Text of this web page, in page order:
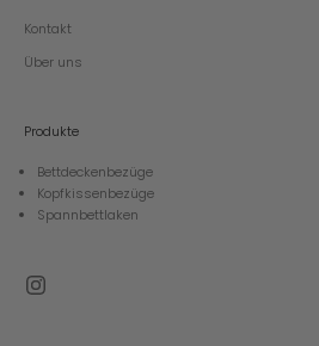
Kontakt
Über uns
Produkte
Bettdeckenbezüge
Kopfkissenbezüge
Spannbettlaken